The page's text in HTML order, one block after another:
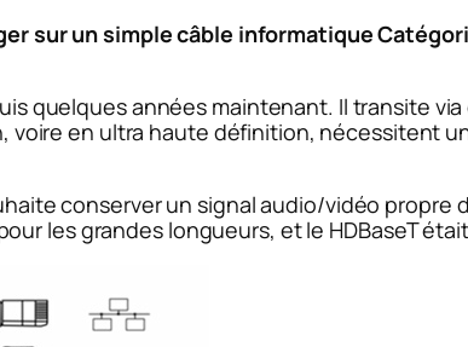
sur un simple câble informatique
quelques années maintenant. Il transite
voire en ultra haute définition, nécessitent
conserver un signal audio/vidéo propre
les grandes longueurs, et le HDBaseT